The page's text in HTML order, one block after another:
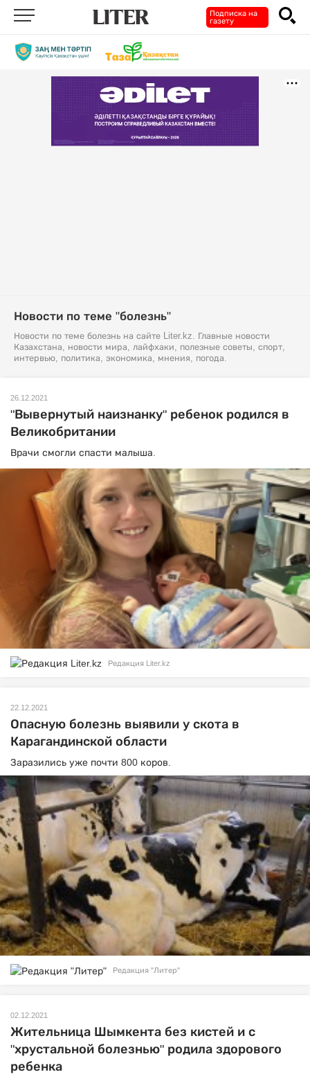
Подписка на
газету
Новости по теме "болезнь"
Новости по теме болезнь на сайте Liter.kz. Главные новости
Казахстана, новости мира, лайфхаки, полезные советы, спорт,
интервью, политика, экономика, мнения, погода.
26.12.2021
"Вывернутый наизнанку" ребенок родился в
Великобритании
Врачи смогли спасти малыша.
Редакция Liter.kz
22.12.2021
Опасную болезнь выявили у скота в
Карагандинской области
Заразились уже почти 800 коров.
Редакция "Литер"
02.12.2021
Жительница Шымкента без кистей и с
"хрустальной болезнью" родила здорового
ребенка